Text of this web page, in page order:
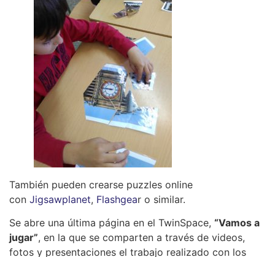
También pueden crearse puzzles online
con Jigsawplanet, Flashgear o similar.
Se abre una última página en el TwinSpace, “Vamos a
jugar”, en la que se comparten a través de videos,
fotos y presentaciones el trabajo realizado con los